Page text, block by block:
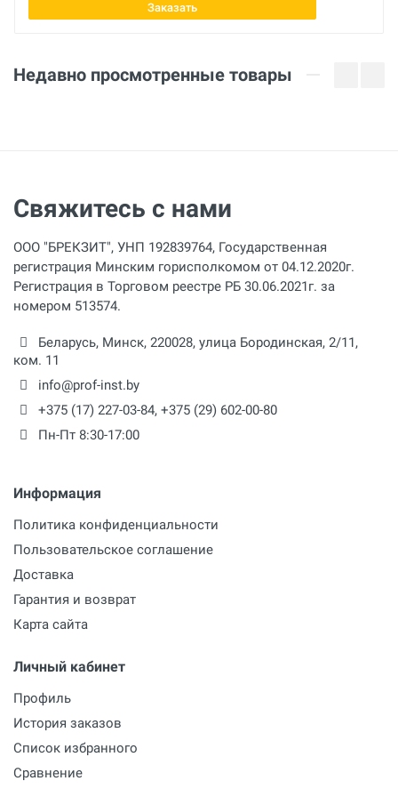
Заказать
Недавно просмотренные товары
Свяжитесь с нами
ООО "БРЕКЗИТ", УНП 192839764, Государственная
регистрация Минским горисполкомом от 04.12.2020г.
Регистрация в Торговом реестре РБ 30.06.2021г. за
номером 513574.
Беларусь, Минск, 220028, улица Бородинская, 2/11,
ком. 11
info@prof-inst.by
+375 (17) 227-03-84, +375 (29) 602-00-80
Пн-Пт 8:30-17:00
Информация
Политика конфиденциальности
Пользовательское соглашение
Доставка
Гарантия и возврат
Карта сайта
Личный кабинет
Профиль
История заказов
Список избранного
Сравнение